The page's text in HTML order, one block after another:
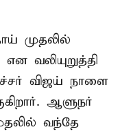
முதலில்
வலியுறுத்தி
விஜய் நாளை
ஆளுநர்
வந்தே